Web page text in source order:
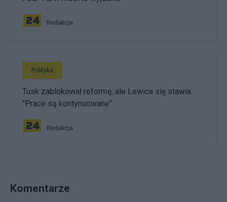
Redakcja
Polityka
Tusk zablokował reformę, ale Lewica się stawia.
"Prace są kontynuowane"
Redakcja
Komentarze